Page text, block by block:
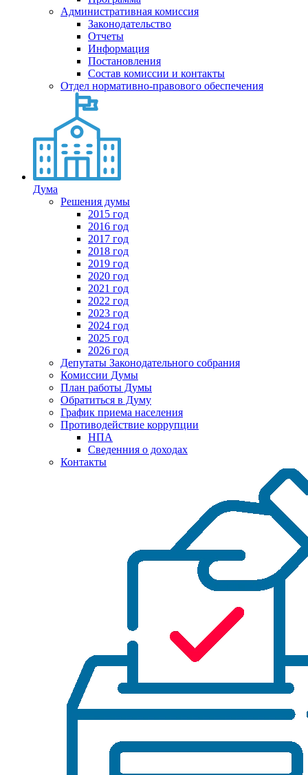
Административная комиссия
Законодательство
Отчеты
Информация
Постановления
Состав комиссии и контакты
Отдел нормативно-правового обеспечения
Дума
Решения думы
2015 год
2016 год
2017 год
2018 год
2019 год
2020 год
2021 год
2022 год
2023 год
2024 год
2025 год
2026 год
Депутаты Законодательного собрания
Комиссии Думы
План работы Думы
Обратиться в Думу
График приема населения
Противодействие коррупции
НПА
Сведенния о доходах
Контакты